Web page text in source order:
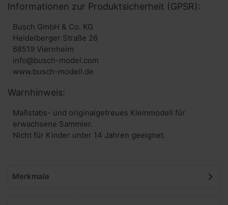
Informationen zur Produktsicherheit (GPSR):
Busch GmbH & Co. KG
Heidelberger Straße 26
68519 Viernheim
info@busch-model.com
www.busch-modell.de
Warnhinweis:
Maßstabs- und originalgetreues Kleinmodell für
erwachsene Sammler.
Nicht für Kinder unter 14 Jahren geeignet.
Merkmale